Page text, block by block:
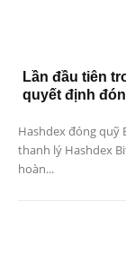
Lần đầu tiên
quyết định
Hashdex đóng quỹ
thanh lý Hashdex
hoàn...